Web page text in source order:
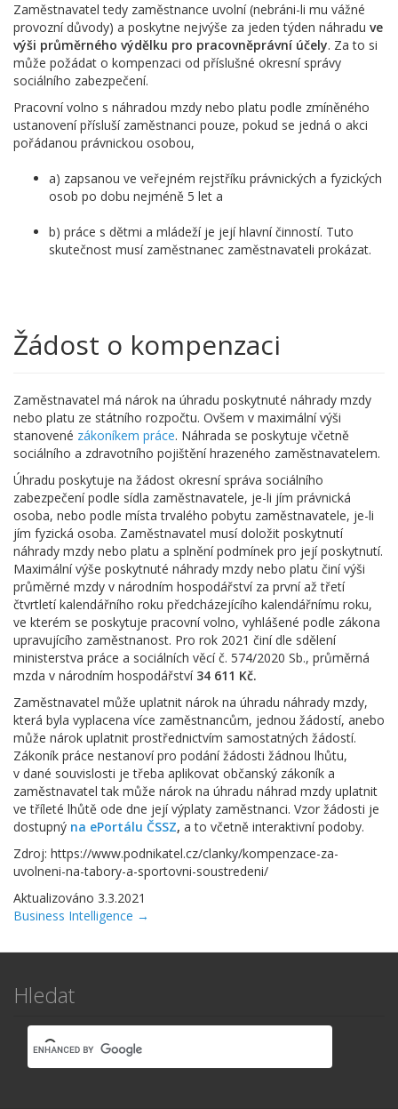
Zaměstnavatel tedy zaměstnance uvolní (nebráni-li mu vážné
provozní důvody) a poskytne nejvýše za jeden týden náhradu ve
výši průměrného výdělku pro pracovněprávní účely. Za to si
může požádat o kompenzaci od příslušné okresní správy
sociálního zabezpečení.
Pracovní volno s náhradou mzdy nebo platu podle zmíněného
ustanovení přísluší zaměstnanci pouze, pokud se jedná o akci
pořádanou právnickou osobou,
a) zapsanou ve veřejném rejstříku právnických a fyzických
osob po dobu nejméně 5 let a
b) práce s dětmi a mládeží je její hlavní činností. Tuto
skutečnost musí zaměstnanec zaměstnavateli prokázat.
Žádost o kompenzaci
Zaměstnavatel má nárok na úhradu poskytnuté náhrady mzdy
nebo platu ze státního rozpočtu. Ovšem v maximální výši
stanovené zákoníkem práce. Náhrada se poskytuje včetně
sociálního a zdravotního pojištění hrazeného zaměstnavatelem.
Úhradu poskytuje na žádost okresní správa sociálního
zabezpečení podle sídla zaměstnavatele, je-li jím právnická
osoba, nebo podle místa trvalého pobytu zaměstnavatele, je-li
jím fyzická osoba. Zaměstnavatel musí doložit poskytnutí
náhrady mzdy nebo platu a splnění podmínek pro její poskytnutí.
Maximální výše poskytnuté náhrady mzdy nebo platu činí výši
průměrné mzdy v národním hospodářství za první až třetí
čtvrtletí kalendářního roku předcházejícího kalendářnímu roku,
ve kterém se poskytuje pracovní volno, vyhlášené podle zákona
upravujícího zaměstnanost. Pro rok 2021 činí dle sdělení
ministerstva práce a sociálních věcí č. 574/2020 Sb., průměrná
mzda v národním hospodářství 34 611 Kč.
Zaměstnavatel může uplatnit nárok na úhradu náhrady mzdy,
která byla vyplacena více zaměstnancům, jednou žádostí, anebo
může nárok uplatnit prostřednictvím samostatných žádostí.
Zákoník práce nestanoví pro podání žádosti žádnou lhůtu,
v dané souvislosti je třeba aplikovat občanský zákoník a
zaměstnavatel tak může nárok na úhradu náhrad mzdy uplatnit
ve tříleté lhůtě ode dne její výplaty zaměstnanci. Vzor žádosti je
dostupný na ePortálu ČSSZ, a to včetně interaktivní podoby.
Zdroj: https://www.podnikatel.cz/clanky/kompenzace-za-
uvolneni-na-tabory-a-sportovni-soustredeni/
Aktualizováno 3.3.2021
Navigace
Business Intelligence →
Hledat